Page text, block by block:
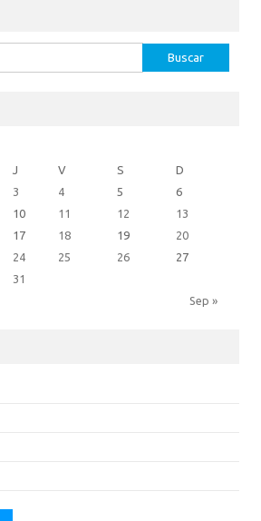
J V S D
Sep »
3 4 5
6
10 11 12
13
17 18 19
20
24 25 26
27
31